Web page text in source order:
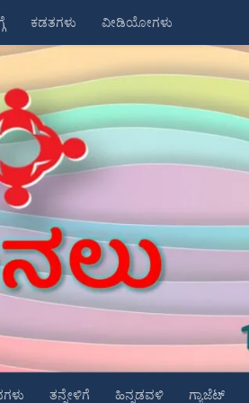
ಕಡತಗಳು ವೀಡಿಯೋಗಳು
ತನ್ನೇಳಿಗೆ ಹಿನ್ನಡವಳಿ ಗ್ಯಾಜೆಟ್